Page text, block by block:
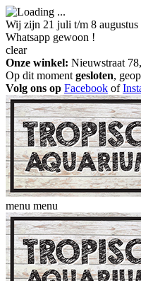
Wij zijn 21 juli t/m 8 augustus
Whatsapp gewoon !
clear
Onze winkel: Nieuwstraat
Op dit moment gesloten,
Volg ons op Facebook of
menu menu